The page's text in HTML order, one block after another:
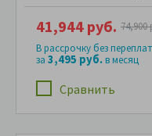
Сравнить
41,944 руб. 74,900
В рассрочку без
за 3,495 руб.в месяц